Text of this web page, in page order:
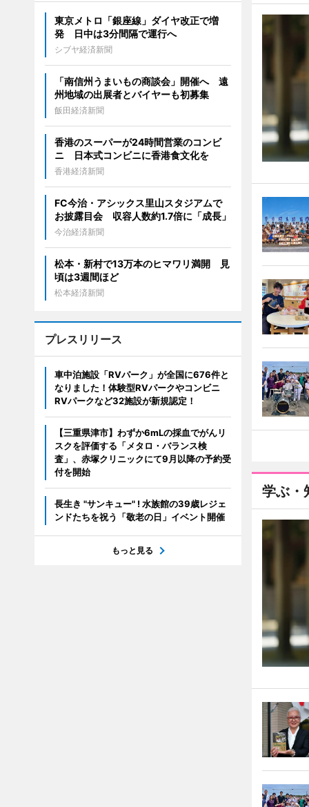
学ぶ・
東京メトロ「銀座線」ダイヤ改正で増
発 日中は3分間隔で運行へ
シブヤ経済新聞
「南信州うまいもの商談会」開催へ 遠
州地域の出展者とバイヤーも初募集
飯田経済新聞
香港のスーパーが24時間営業のコンビ
ニ 日本式コンビニに香港食文化を
香港経済新聞
FC今治・アシックス里山スタジアムで
お披露目会 収容人数約1.7倍に「成長」
今治経済新聞
松本・新村で13万本のヒマワリ満開 見
頃は3週間ほど
松本経済新聞
プレスリリース
車中泊施設「RVパーク」が全国に676件と
なりました！体験型RVパークやコンビニ
RVパークなど32施設が新規認定！
【三重県津市】わずか6mLの採血でがんリ
スクを評価する「メタロ・バランス検
査」、赤塚クリニックにて9月以降の予約受
付を開始
長生き "サンキュー" ! 水族館の39歳レジェ
ンドたちを祝う「敬老の日」イベント開催
もっと見る